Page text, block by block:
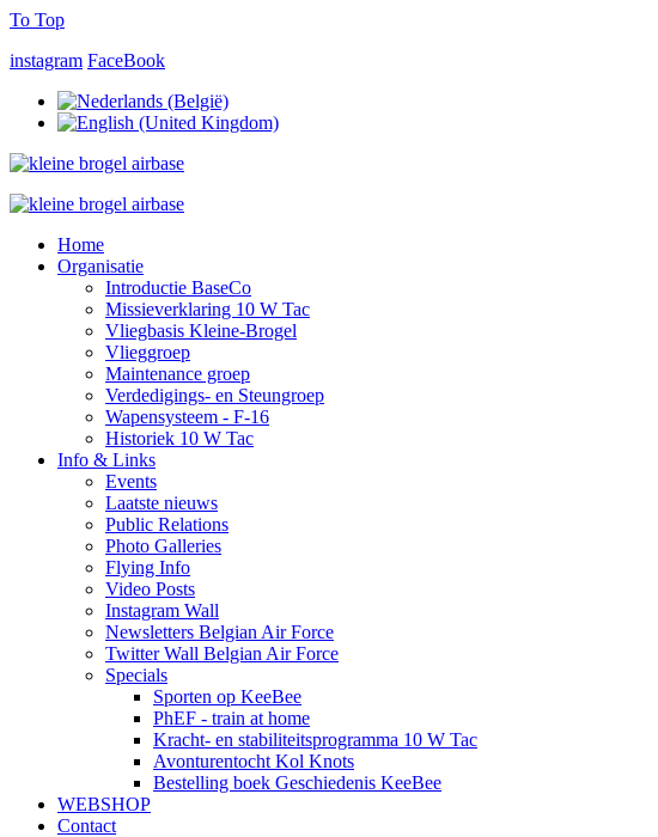
To Top
instagram FaceBook
Home
Organisatie
Introductie BaseCo
Missieverklaring 10 W Tac
Vliegbasis Kleine-Brogel
Vlieggroep
Maintenance groep
Verdedigings- en Steungroep
Wapensysteem - F-16
Historiek 10 W Tac
Info & Links
Events
Laatste nieuws
Public Relations
Photo Galleries
Flying Info
Video Posts
Instagram Wall
Newsletters Belgian Air Force
Twitter Wall Belgian Air Force
Specials
Sporten op KeeBee
PhEF - train at home
Kracht- en stabiliteitsprogramma 10 W Tac
Avonturentocht Kol Knots
Bestelling boek Geschiedenis KeeBee
WEBSHOP
Contact